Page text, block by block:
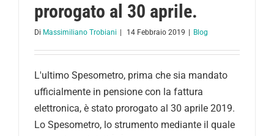
prorogato al 30 aprile.
Di Massimiliano Trobiani 14 Febbraio 2019 Blog
L'ultimo Spesometro, prima che sia mandato
ufficialmente in pensione con la fattura
elettronica, è stato prorogato al 30 aprile 2019.
Lo Spesometro, lo strumento mediante il quale